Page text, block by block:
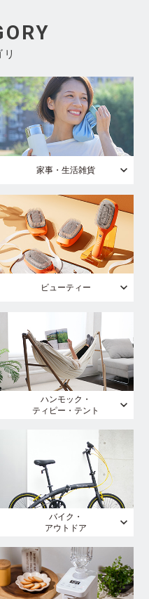
家事・生活雑貨
ビューティー
ハンモック・
ティピー・テント
バイク・
アウトドア